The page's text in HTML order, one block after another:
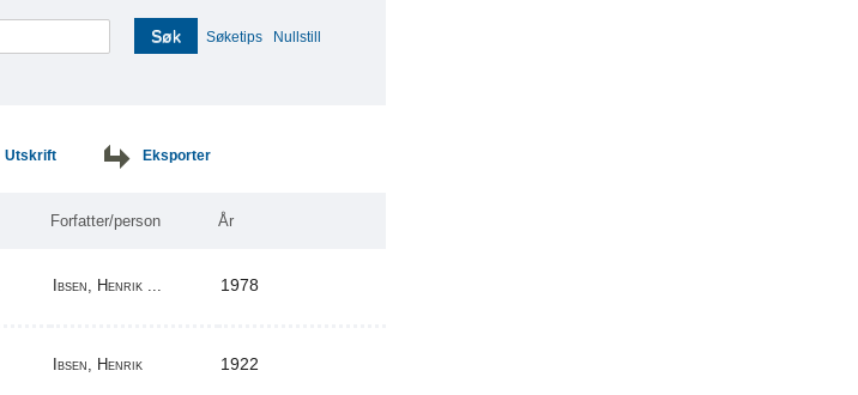
Søk Søketips Nullstill
Utskrift Eksporter
Forfatter/person År
Ibsen, Henrik ... 1978
Ibsen, Henrik 1922